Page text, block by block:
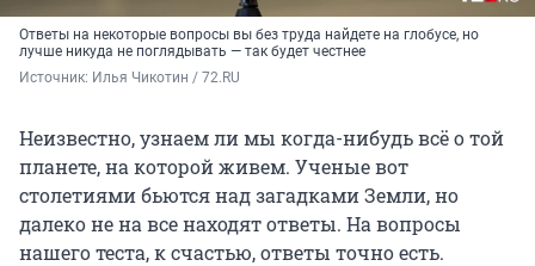
Ответы на некоторые вопросы вы без труда найдете на глобусе, но
лучше никуда не поглядывать — так будет честнее
Источник: Илья Чикотин / 72.RU
Неизвестно, узнаем ли мы когда-нибудь всё о той
планете, на которой живем. Ученые вот
столетиями бьются над загадками Земли, но
далеко не на все находят ответы. На вопросы
нашего теста, к счастью, ответы точно есть.